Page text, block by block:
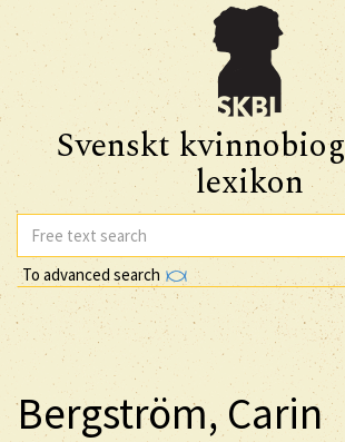
Svenskt
lexikon
To advanced search
Bergström, Carin